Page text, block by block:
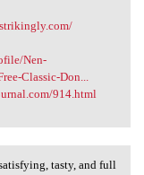
Nen-
Classic-Don...
914.html
tasty, and full